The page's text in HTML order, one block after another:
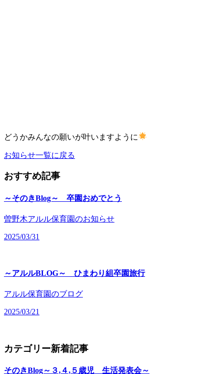
どうかみんなの願いが叶いますように
お知らせ一覧に戻る
おすすめ記事
～そのきBlog～ 卒園おめでとう
曽野木アルル保育園のお知らせ
2025/03/31
～アルルBLOG～ ひまわり組卒園旅行
アルル保育園のブログ
2025/03/21
カテゴリー新着記事
そのきBlog～３,４,５歳児 生活発表会～